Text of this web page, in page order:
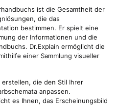
ist die Gesamtheit der
die das
bestimmen. Er spielt eine
der Informationen und die
Dr.Explain ermöglicht die
einer Sammlung visueller
erstellen, die den Stil Ihrer
anpassen.
es Ihnen, das Erscheinungsbild